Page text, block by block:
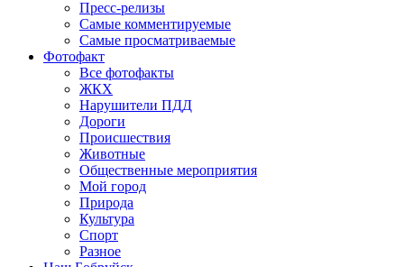
Пресс-релизы
Самые комментируемые
Самые просматриваемые
Фотофакт
Все фотофакты
ЖКХ
Нарушители ПДД
Дороги
Происшествия
Животные
Общественные мероприятия
Мой город
Природа
Культура
Спорт
Разное